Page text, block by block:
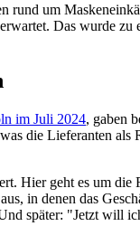
rund um
Das wurde
im Juli 2024, gaben
die Lieferanten
Hier geht es um
in denen das
später: "Jetzt will